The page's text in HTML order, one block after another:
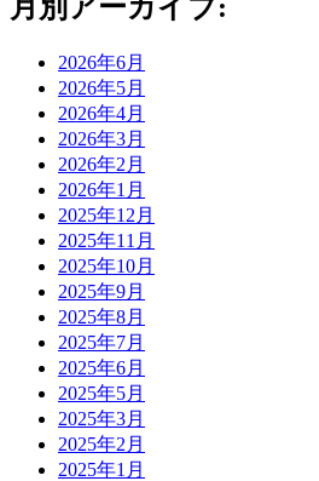
月別アーカイブ:
2026年6月
2026年5月
2026年4月
2026年3月
2026年2月
2026年1月
2025年12月
2025年11月
2025年10月
2025年9月
2025年8月
2025年7月
2025年6月
2025年5月
2025年3月
2025年2月
2025年1月